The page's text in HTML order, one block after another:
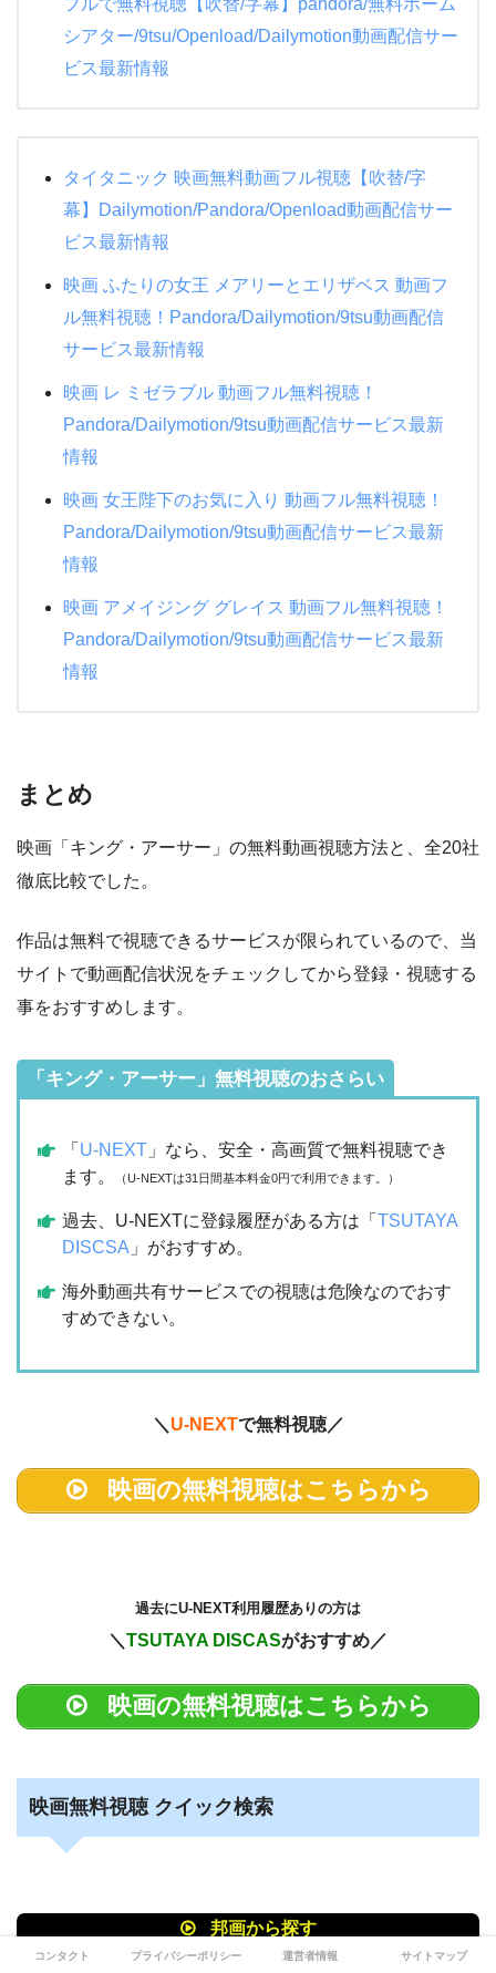
フルで無料視聴【吹替/字幕】pandora/無料ホーム
シアター/9tsu/Openload/Dailymotion動画配信サー
ビス最新情報
タイタニック 映画無料動画フル視聴【吹替/字
幕】Dailymotion/Pandora/Openload動画配信サー
ビス最新情報
映画 ふたりの女王 メアリーとエリザベス 動画フ
ル無料視聴！Pandora/Dailymotion/9tsu動画配信
サービス最新情報
映画 レ ミゼラブル 動画フル無料視聴！
Pandora/Dailymotion/9tsu動画配信サービス最新
情報
映画 女王陛下のお気に入り 動画フル無料視聴！
Pandora/Dailymotion/9tsu動画配信サービス最新
情報
映画 アメイジング グレイス 動画フル無料視聴！
Pandora/Dailymotion/9tsu動画配信サービス最新
情報
まとめ
映画「キング・アーサー」の無料動画視聴方法と、全20社
徹底比較でした。
作品は無料で視聴できるサービスが限られているので、当
サイトで動画配信状況をチェックしてから登録・視聴する
事をおすすめします。
「キング・アーサー」無料視聴のおさらい
「 U-NEXT 」なら、安全・高画質で無料視聴でき
ます。
（U-NEXTは31日間基本料金0円で利用できます。）
過去、U-NEXTに登録履歴がある方は「TSUTAYA
DISCSA 」がおすすめ。
海外動画共有サービスでの視聴は危険なのでおす
すめできない。
＼ U-NEXTで無料視聴／
映画の無料視聴はこちらから
過去にU-NEXT利用履歴ありの方は
＼ TSUTAYA DISCASがおすすめ／
映画の無料視聴はこちらから
映画無料視聴 クイック検索
邦画から探す
コンタクト プライバシーポリシー 運営者情報 サイトマップ